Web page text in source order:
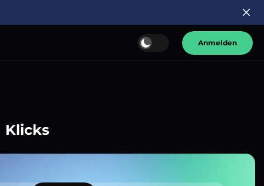
Anmelden
Klicks